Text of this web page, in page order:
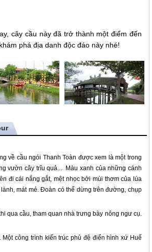
cây cầu này đã trở thành một điểm đến
phá địa danh độc đáo này nhé!
về cầu ngói Thanh Toàn được xem là một trong
vườn cây trĩu quả... Màu xanh của những cánh
đi cái nắng gắt, mệt nhọc bởi mùi thơm của lúa
mát mẻ. Đoàn có thể dừng trên đường, chụp
qua cầu, tham quan nhà trưng bày nông ngư cụ.
công trình kiến trúc phủ đệ điển hình xứ Huế